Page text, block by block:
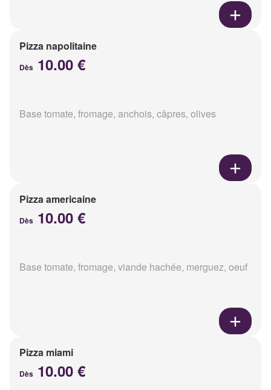
Pizza napolitaine
Dès 10.00 €
Base tomate, fromage, anchois, câpres, olives
Pizza americaine
Dès 10.00 €
Base tomate, fromage, viande hachée, merguez, oeuf
Pizza miami
Dès 10.00 €